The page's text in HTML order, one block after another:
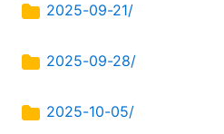
2025-09-21/
2025-09-28/
2025-10-05/